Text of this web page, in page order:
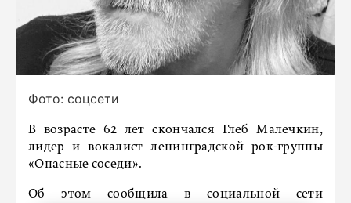
Фото: соцсети
В возрасте 62 лет скончался Глеб Малечкин,
лидер и вокалист ленинградской рок-группы
«Опасные соседи».
Об этом сообщила в социальной сети